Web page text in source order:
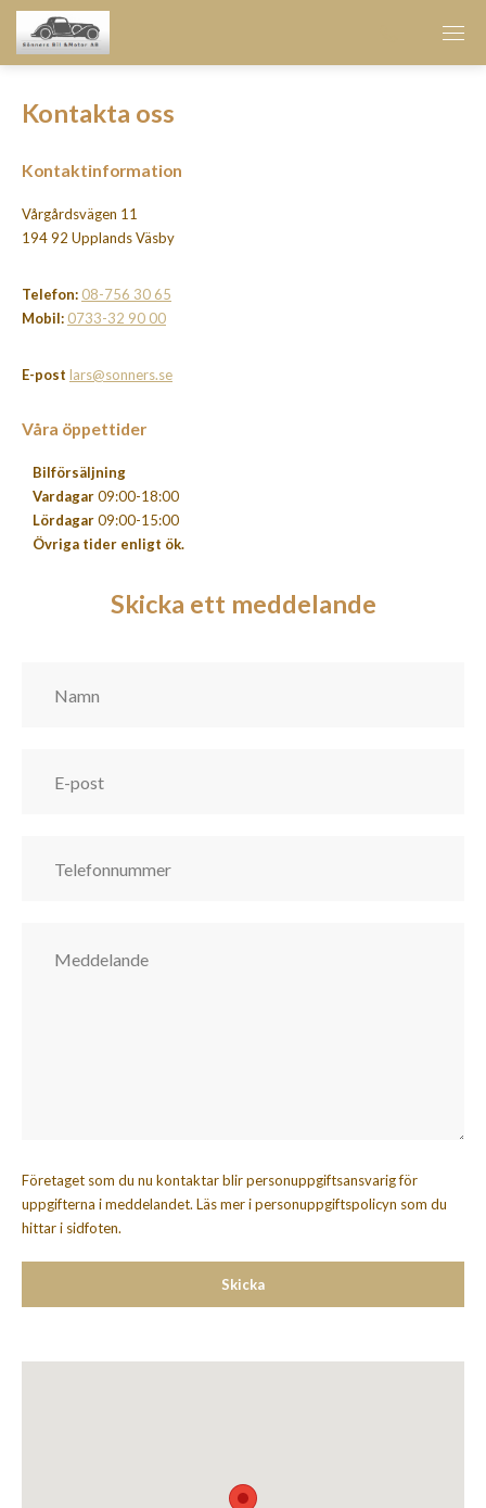
Kontakta oss
Kontaktinformation
Vårgårdsvägen 11
194 92 Upplands Väsby
Telefon: 08-756 30 65
Mobil: 0733-32 90 00
E-post lars@sonners.se
Våra öppettider
Bilförsäljning
Vardagar09:00-18:00
Lördagar09:00-15:00
Övriga tider enligt ök.
Skicka ett meddelande
Företaget som du nu kontaktar blir personuppgiftsansvarig för
uppgifterna i meddelandet. Läs mer i personuppgiftspolicyn som du
hittar i sidfoten.
Skicka